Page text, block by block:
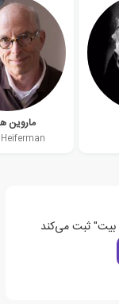
ماروین
بیت" ثبت می‌کند